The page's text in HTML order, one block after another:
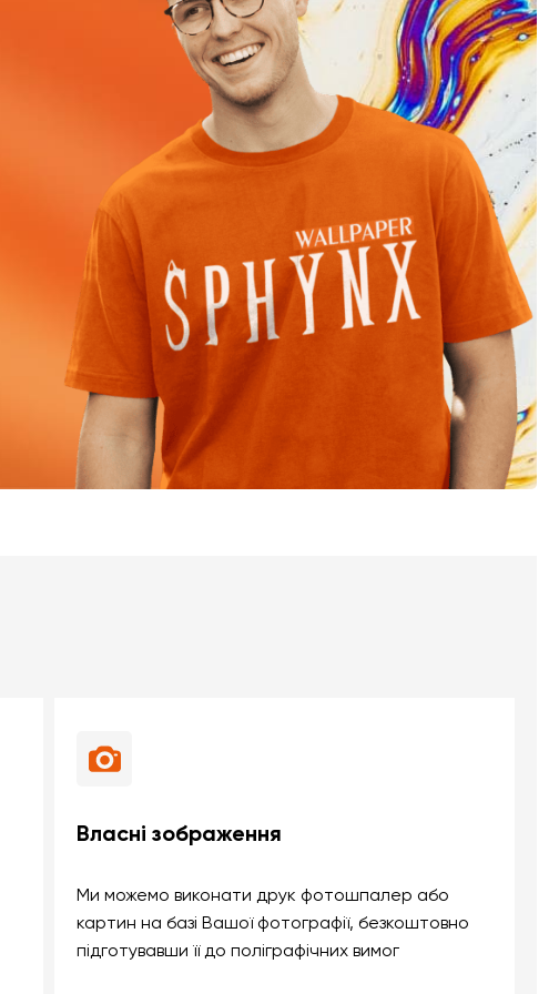
Власні зображення
Ми можемо виконати друк фотошпалер або
картин на базі Вашої фотографії, безкоштовно
підготувавши її до поліграфічних вимог